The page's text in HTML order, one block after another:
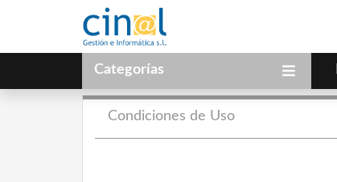
Categorías
Condiciones de Uso